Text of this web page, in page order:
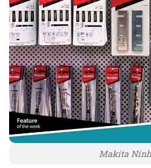
Makita